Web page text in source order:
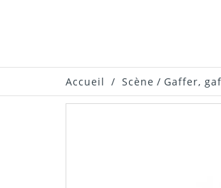
Accueil / Scène / Gaffer,